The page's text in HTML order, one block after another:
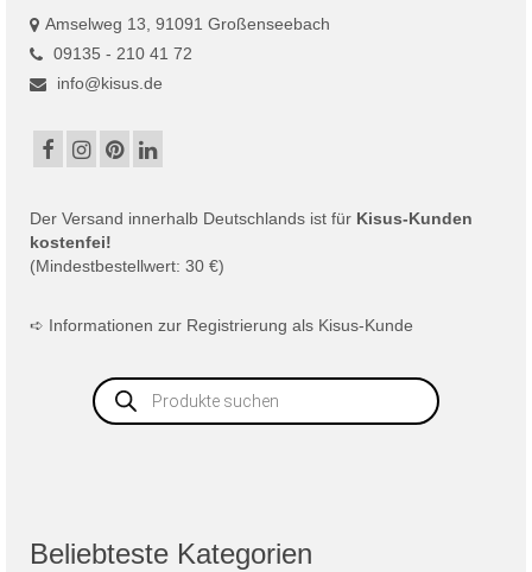
Amselweg 13, 91091 Großenseebach
09135 - 210 41 72
info@kisus.de
Der Versand innerhalb Deutschlands ist für Kisus-Kunden
kostenfei!
(Mindestbestellwert: 30 €)
➪ Informationen zur Registrierung als Kisus-Kunde
Products
search
Beliebteste Kategorien